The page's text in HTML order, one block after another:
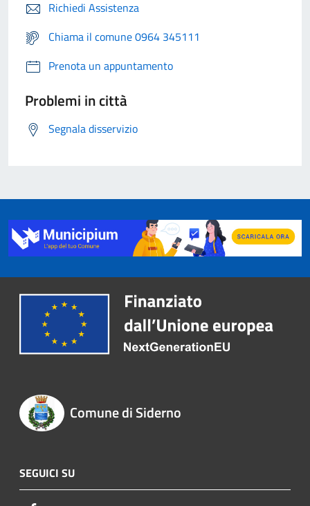
Richiedi Assistenza
Chiama il comune 0964 345111
Prenota un appuntamento
Problemi in città
Segnala disservizio
Comune di Siderno
SEGUICI SU